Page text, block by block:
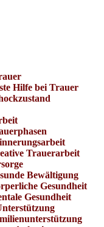
Hilfe bei Trauer
Trauerarbeit
Bewältigung
Gesundheit
Gesundheit